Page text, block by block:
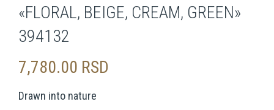
«FLORAL, BEIGE, CREAM, GREEN»
394132
7,780.00 RSD
Drawn into nature